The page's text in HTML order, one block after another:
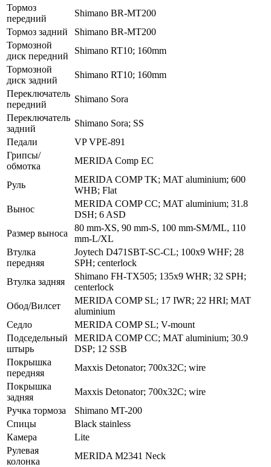
Тормоз
передний
Shimano BR-MT200
Тормоз задний
Shimano BR-MT200
Тормозной
диск передний
Shimano RT10; 160mm
Тормозной
диск задний
Shimano RT10; 160mm
Переключатель
передний
Shimano Sora
Переключатель
задний
Shimano Sora; SS
Педали
VP VPE-891
Грипсы/
обмотка
MERIDA Comp EC
Руль
MERIDA COMP TK; MAT aluminium; 600
WHB; Flat
Вынос
MERIDA COMP CC; MAT aluminium; 31.8
DSH; 6 ASD
Размер выноса
80 mm-XS, 90 mm-S, 100 mm-SM/ML, 110
mm-L/XL
Втулка
передняя
Joytech D471SBT-SC-CL; 100x9 WHF; 28
SPH; centerlock
Втулка задняя
Shimano FH-TX505; 135x9 WHR; 32 SPH;
centerlock
Обод/Вилсет
MERIDA COMP SL; 17 IWR; 22 HRI; MAT
aluminium
Седло
MERIDA COMP SL; V-mount
Подседельный
штырь
MERIDA COMP CC; MAT aluminium; 30.9
DSP; 12 SSB
Покрышка
передняя
Maxxis Detonator; 700x32C; wire
Покрышка
задняя
Maxxis Detonator; 700x32C; wire
Ручка тормоза
Shimano MT-200
Спицы
Black stainless
Камера
Lite
Рулевая
колонка
MERIDA M2341 Neck